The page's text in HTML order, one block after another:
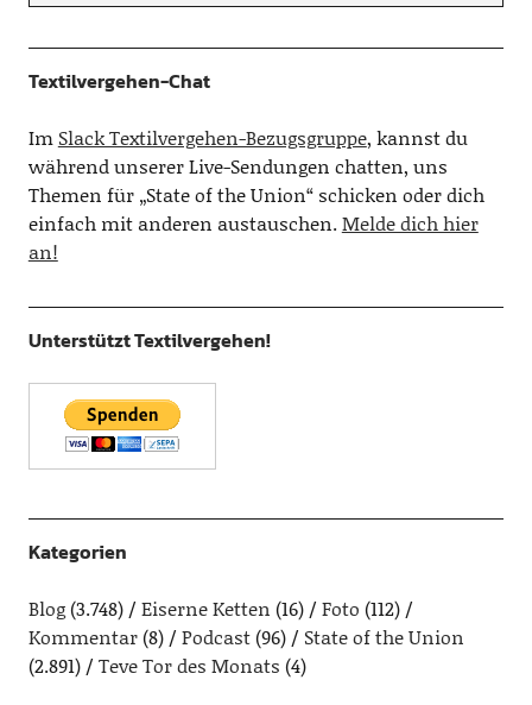
Textilvergehen-Chat
Im Slack Textilvergehen-Bezugsgruppe, kannst du
während unserer Live-Sendungen chatten, uns
Themen für „State of the Union“ schicken oder dich
einfach mit anderen austauschen.Melde dich hier
an!
Unterstützt Textilvergehen!
Kategorien
Blog(3.748) Eiserne Ketten (16) Foto (112)
Kommentar(8) Podcast(96)
State of the Union
(2.891)
Teve Tor des Monats (4)